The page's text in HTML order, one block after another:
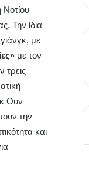
Νοτίου
Την ίδια
με
με τον
τρεις
Ουν
την
και